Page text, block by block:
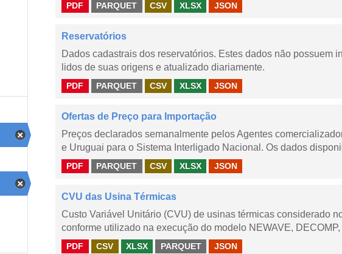
PDF PARQUET CSV XLSX JSON
Reservatórios
Dados cadastrais dos reservatórios. Estes dados não possuem
lidos de suas origens e atualizado diariamente.
PDF PARQUET CSV XLSX JSON
Ofertas de Preço para Importação
Preços declarados semanalmente pelos Agentes
e Uruguai para o Sistema Interligado Nacional. Os dados
PDF PARQUET CSV XLSX JSON
CVU das Usina Térmicas
Custo Variável Unitário (CVU) de usinas térmicas considerado
conforme utilizado na execução do modelo NEWAVE,
PDF CSV XLSX PARQUET JSON